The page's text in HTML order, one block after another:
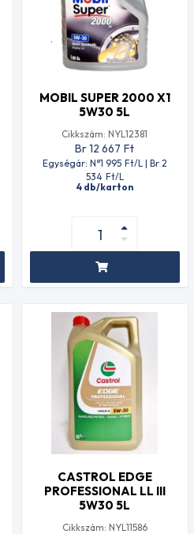
MOBIL SUPER 2000 X1
5W30 5L
Cikkszám: NYL12381
Br 12 667 Ft
Egységár: N°1 995 Ft/L | Br 2
534 Ft/L
4 db/karton
CASTROL EDGE
PROFESSIONAL LL III
5W30 5L
Cikkszám: NYL11586